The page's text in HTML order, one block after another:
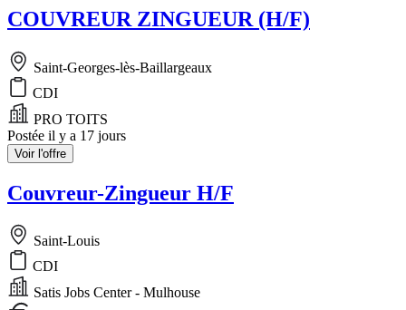
COUVREUR ZINGUEUR (H/F)
Saint-Georges-lès-Baillargeaux
CDI
PRO TOITS
Postée il y a 17 jours
Voir l'offre
Couvreur-Zingueur H/F
Saint-Louis
CDI
Satis Jobs Center - Mulhouse